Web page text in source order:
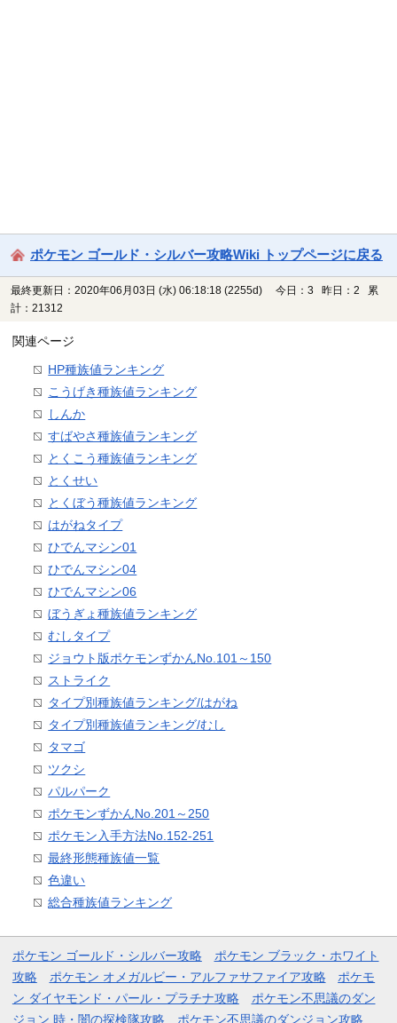
ポケモン ゴールド・シルバー攻略Wiki トップページに戻る
最終更新日：2020年06月03日 (水) 06:18:18 (2255d)
今日：3 昨日：2 累
計：21312
関連ページ
HP種族値ランキング
こうげき種族値ランキング
しんか
すばやさ種族値ランキング
とくこう種族値ランキング
とくせい
とくぼう種族値ランキング
はがねタイプ
ひでんマシン01
ひでんマシン04
ひでんマシン06
ぼうぎょ種族値ランキング
むしタイプ
ジョウト版ポケモンずかんNo.101～150
ストライク
タイプ別種族値ランキング/はがね
タイプ別種族値ランキング/むし
タマゴ
ツクシ
パルパーク
ポケモンずかんNo.201～250
ポケモン入手方法No.152-251
最終形態種族値一覧
色違い
総合種族値ランキング
ポケモン ゴールド・シルバー攻略
ポケモン ブラック・ホワイト
攻略
ポケモン オメガルビー・アルファサファイア攻略
ポケモ
ン ダイヤモンド・パール・プラチナ攻略
ポケモン不思議のダン
ジョン 時・闇の探検隊攻略
ポケモン不思議のダンジョン攻略